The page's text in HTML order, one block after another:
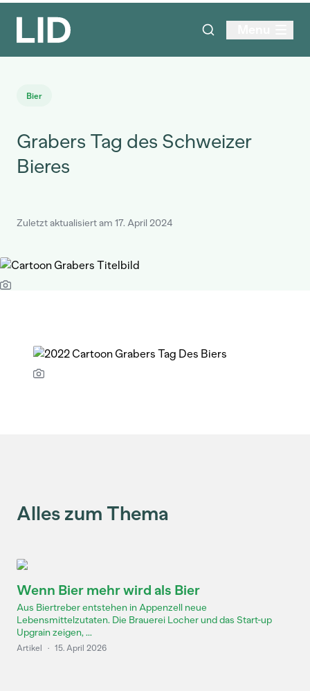
Bier
Grabers Tag des Schweizer
Bieres
Zuletzt aktualisiert am 17. April 2024
Alles zum Thema
Wenn Bier mehr wird als Bier
Aus Biertreber entstehen in Appenzell neue
Lebensmittelzutaten. Die Brauerei Locher und das Start-up
Upgrain zeigen, ...
Artikel · 15. April 2026